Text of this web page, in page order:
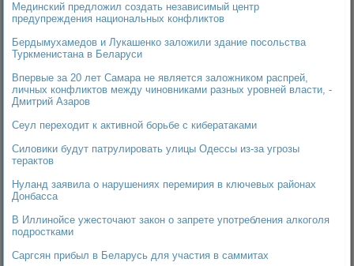
Мединский предложил создать независимый центр
предупреждения национальных конфликтов
Бердымухамедов и Лукашенко заложили здание посольства
Туркменистана в Беларуси
Впервые за 20 лет Самара не является заложником распрей,
личных конфликтов между чиновниками разных уровней власти, -
Дмитрий Азаров
Сеул переходит к активной борьбе с кибератаками
Силовики будут патрулировать улицы Одессы из-за угрозы
терактов
Нуланд заявила о нарушениях перемирия в ключевых районах
Донбасса
В Иллинойсе ужесточают закон о запрете употребления алкоголя
подростками
Саргсян прибыл в Беларусь для участия в саммитах